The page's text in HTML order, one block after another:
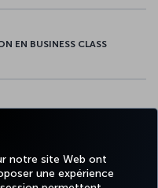
notre site Web ont
une expérience
EN BUSINESS CLASS